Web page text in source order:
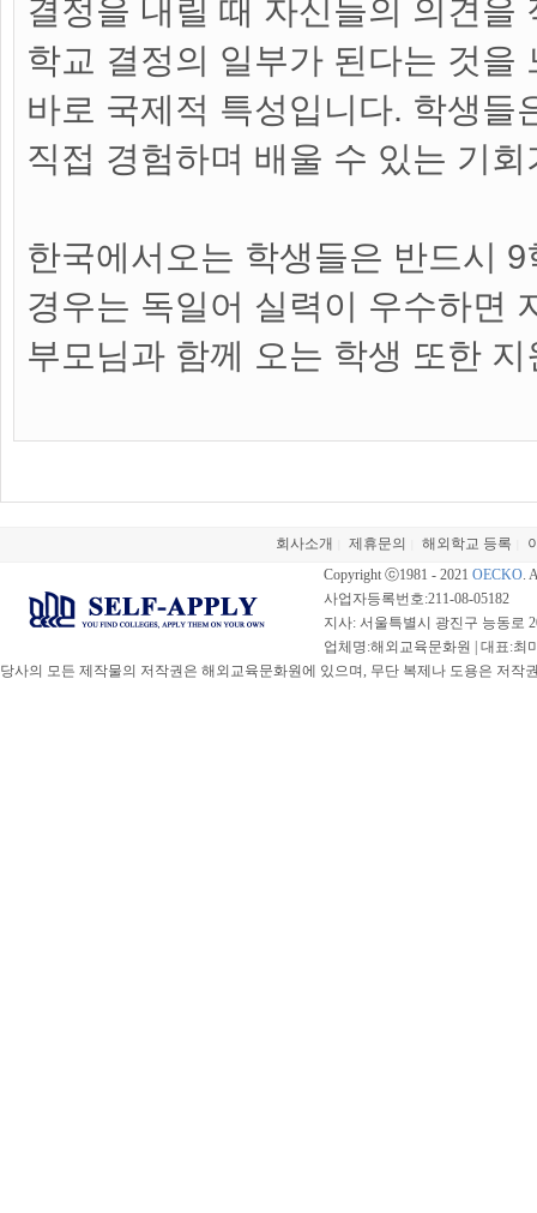
결정을 내릴 때 자신들의 의견
학교 결정의 일부가 된다는 것을
바로 국제적 특성입니다. 학생들
직접 경험하며 배울 수 있는 기
한국에서오는 학생들은 반드시
경우는 독일어 실력이 우수하면
부모님과 함께 오는 학생 또한
회사소개 제휴문의 해외학교 등록
Copyright ⓒ1981 - 2021 OECKO.
사업자등록번호:211-08-05182
지사: 서울특별시 광진구 능동로
업체명:해외교육문화원 | 대표:최
당사의 모든 제작물의 저작권은 해외교육문화원에 있으며, 무단 복제나 도용은 저